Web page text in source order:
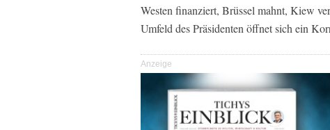
Westen finanziert, Brüssel mahnt, Kiew
Umfeld des Präsidenten öffnet sich ein
Anzeige